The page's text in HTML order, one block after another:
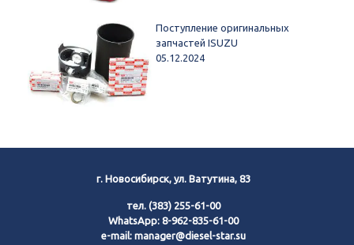
Поступление оригинальных
запчастей ISUZU
05.12.2024
г. Новосибирск, ул. Ватутина, 83
тел. (383) 255-61-00
WhatsApp: 8-962-835-61-00
e-mail: manager@diesel-star.su